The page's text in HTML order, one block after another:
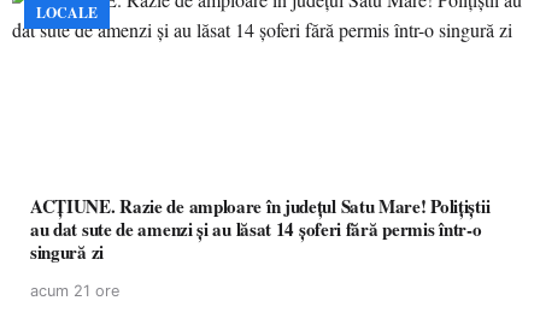
LOCALE
ACȚIUNE. Razie de amploare în județul Satu Mare! Polițiștii
au dat sute de amenzi și au lăsat 14 șoferi fără permis într-o
singură zi
acum 21 ore